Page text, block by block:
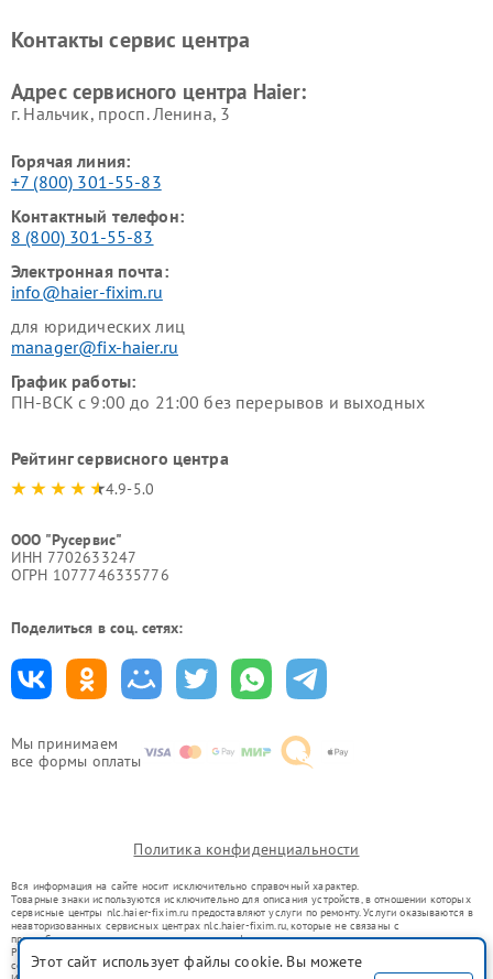
Мы принимаем
все формы оплаты
Ремонт роботов-пылесосов
Ремонт посудомоечных
Контакты сервис центра
Адрес сервисного центра Haier:
г. Нальчик, просп. Ленина, 3
Горячая линия:
+7 (800) 301-55-83
Контактный телефон:
8 (800) 301-55-83
Электронная почта:
info@haier-fixim.ru
для юридических лиц
manager@fix-haier.ru
График работы:
ПН-ВСК с 9:00 до 21:00 без перерывов и выходных
Рейтинг сервисного центра
4.9-5.0
ООО "Русервис"
ИНН 7702633247
ОГРН 1077746335776
Поделиться в соц. сетях:
Политика конфиденциальности
Вся информация на сайте носит исключительно справочный характер.
Товарные знаки используются исключительно для описания устройств, в отношении которых
сервисные центры nlc.haier-fixim.ru предоставляют услуги по ремонту. Услуги оказываются в
неавторизованных сервисных центрах nlc.haier-fixim.ru, которые не связаны с
правообладателями товарных знаков или их официальными представителями.
Ремонт осуществляется для устройств, уже введенных в гражданский оборот в соответствии
со статьей 1487 ГК РФ.
Этот сайт использует файлы cookie. Вы можете